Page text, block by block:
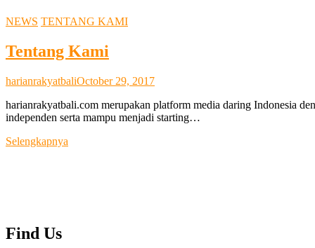
NEWS TENTANG KAMI
Tentang Kami
harianrakyatbaliOctober 29, 2017
harianrakyatbali.com merupakan platform media daring Indonesia
independen serta mampu menjadi starting…
Selengkapnya
Find Us